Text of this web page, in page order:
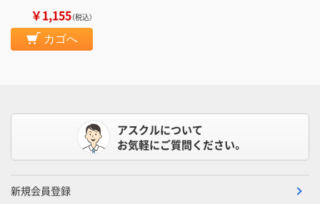
￥1,155（税込）
カゴへ
アスクルについて
お気軽にご質問ください。
新規会員登録